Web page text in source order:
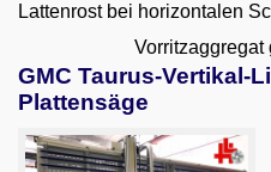
Lattenrost bei horizontalen
Vorritzaggregat
GMC Taurus-Vertikal-
Plattensäge